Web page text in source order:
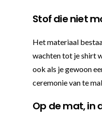
Stof die niet
Het materiaal
wachten tot je shirt
ook als je gewoon
ceremonie van te
Op de mat, in